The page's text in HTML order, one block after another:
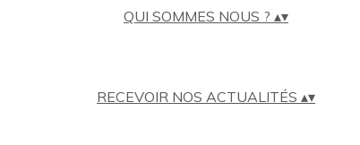
QUI SOMMES NOUS ? ▴▾
RECEVOIR NOS ACTUALITÉS ▴▾